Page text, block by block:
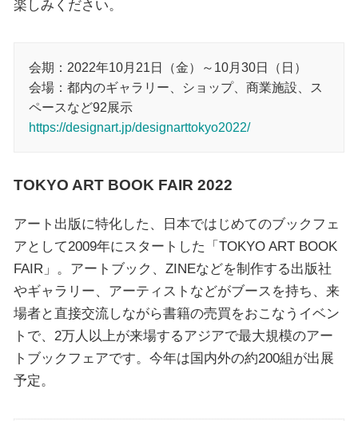
楽しみください。
会期：2022年10月21日（金）～10月30日（日）
会場：都内のギャラリー、ショップ、商業施設、ス
ペースなど92展示
https://designart.jp/designarttokyo2022/
TOKYO ART BOOK FAIR 2022
アート出版に特化した、日本ではじめてのブックフェ
アとして2009年にスタートした「TOKYO ART BOOK
FAIR」。アートブック、ZINEなどを制作する出版社
やギャラリー、アーティストなどがブースを持ち、来
場者と直接交流しながら書籍の売買をおこなうイベン
トで、2万人以上が来場するアジアで最大規模のアー
トブックフェアです。今年は国内外の約200組が出展
予定。